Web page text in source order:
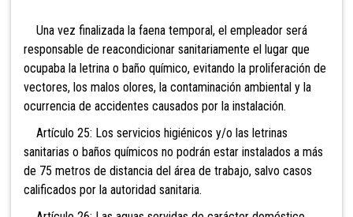
Una vez finalizada la faena temporal, el empleador será
responsable de reacondicionar sanitariamente el lugar que
ocupaba la letrina o baño químico, evitando la proliferación de
vectores, los malos olores, la contaminación ambiental y la
ocurrencia de accidentes causados por la instalación.
Artículo 25: Los servicios higiénicos y/o las letrinas
sanitarias o baños químicos no podrán estar instalados a más
de 75 metros de distancia del área de trabajo, salvo casos
calificados por la autoridad sanitaria.